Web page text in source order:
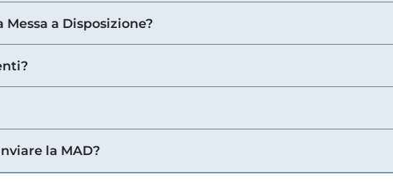
a Disposizione?
la MAD?